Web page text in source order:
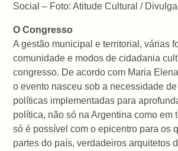
Social – Foto: Atitude Cultural /
O Congresso
A gestão municipal e territorial, várias
comunidade e modos de cidadania
congresso. De acordo com Maria
o evento nasceu sob a necessidade
políticas implementadas para
política, não só na Argentina como em
só é possível com o epicentro para os
partes do país, verdadeiros arquitetos